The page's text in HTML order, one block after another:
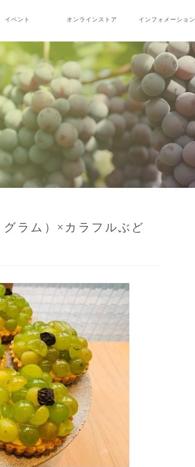
イベント オンラインストア インフォメーション
ラム）×カラフルぶど